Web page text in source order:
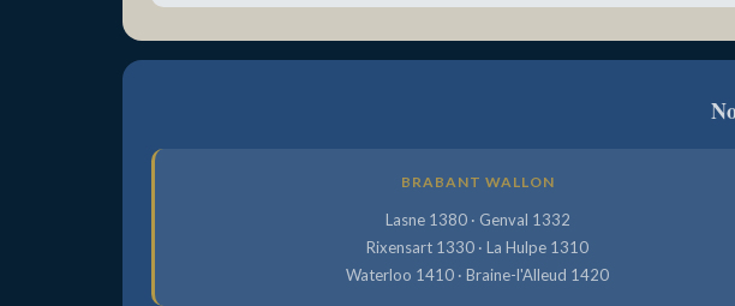
BRABANT WALLON
Lasne 1380 · Genval 1332
Rixensart 1330 · La Hulpe 1310
Waterloo 1410 · Braine-l'Alleud 1420